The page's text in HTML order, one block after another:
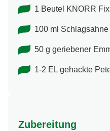
1 Beutel KNORR
100 ml Schlagsahne
50 g geriebener
1-2 EL gehackte
Zubereitung